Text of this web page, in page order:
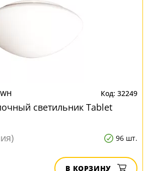
32249
светильник Tablet
96 шт.
В КОРЗИНУ